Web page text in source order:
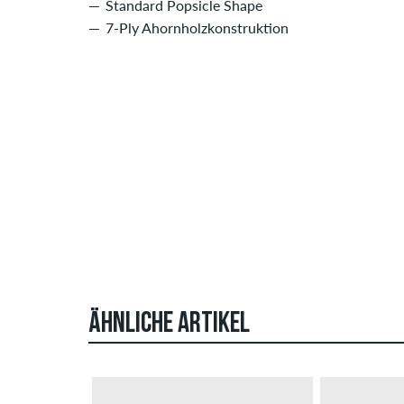
Standard Popsicle Shape
7-Ply Ahornholzkonstruktion
ÄHNLICHE ARTIKEL